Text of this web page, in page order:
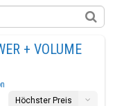
+ VOLUME
Höchster Preis